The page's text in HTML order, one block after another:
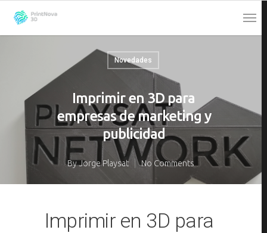
Novedades
Imprimir en 3D para
empresas de marketing y
publicidad
ByJorge Playsat No Comments
Imprimir en 3D para